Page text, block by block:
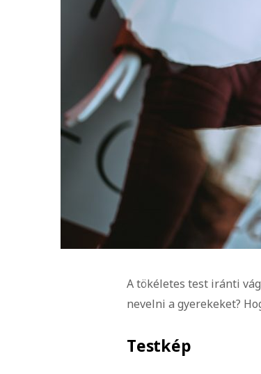
A tökéletes test iránti
nevelni a gyerekeket?
Testkép